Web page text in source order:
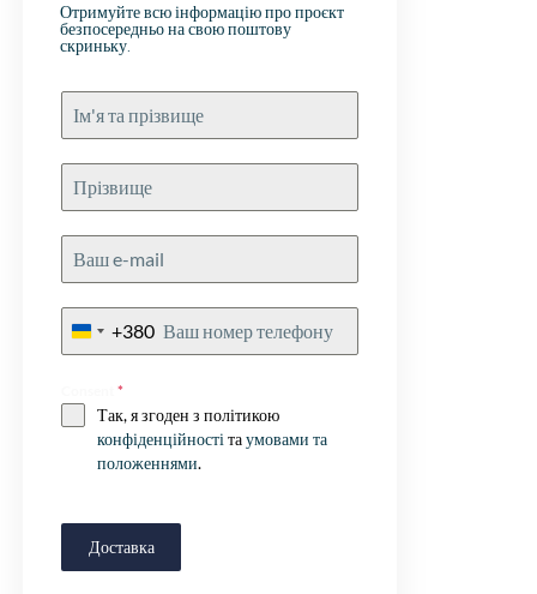
Отримуйте всю інформацію про проєкт
безпосередньо на свою поштову
скриньку.
Ukraine
+380
*
Так, я згоден з політикою
конфіденційності таумовами та
положеннями.
Доставка